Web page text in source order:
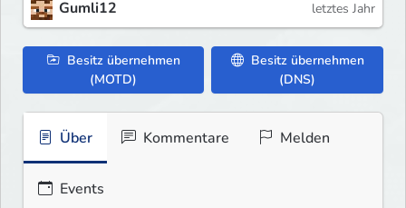
Gumli12 letztes Jahr
Besitz übernehmen
(MOTD)
Besitz übernehmen
(DNS)
Über Kommentare Melden
Events